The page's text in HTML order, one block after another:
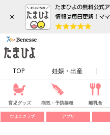
×
TOP 妊娠・出産
育児グッズ 病気・予防接種 離乳食
ひよこクラブ アプリ